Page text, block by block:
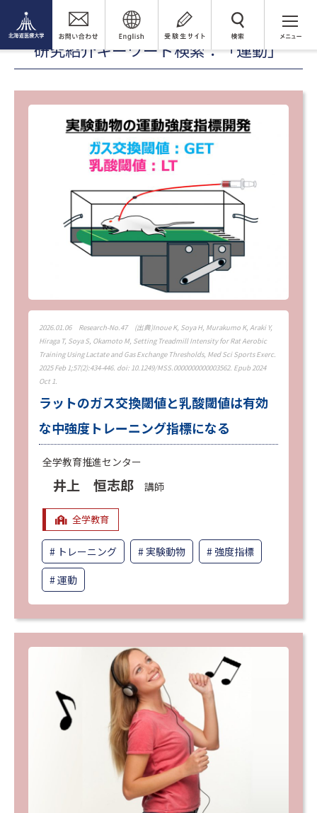
検 索
研究紹介キーワード検索：「運動」
2026.01.06 Research-No.47
(出典)Inoue K, Soya H, Murakumo K, Araki Y,
Hiraga T, Soya S, Okamoto M, Setting Treadmill Intensity for Rat Aerobic
Training Using Lactate and Gas Exchange Thresholds, Med Sci Sports Exerc.
2025 Feb 1;57(2):434-446. doi: 10.1249/MSS.0000000000003562. Epub 2024
Oct 1.
ラットのガス交換閾値と乳酸閾値は有効
な中強度トレーニング指標になる
全学教育推進センター
井上 恒志郎 講師
全学教育
トレーニング 実験動物
強度指標
運動